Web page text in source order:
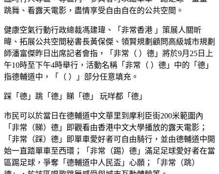
跳舞、看露天電影，盡情享受自由自在的公共空間。
健康空氣行動行政總裁馮建瑋、「非常香港 」策展人關昕
暐、拓展公共空間秘書長黃保傑、領賢規劃顧問高級城市規劃
師潘富傑昨日出席記者會指，「非常（ ）德」將於9月25日上
午10時至下午4時舉行，活動名稱「非常（ ）德」中的「德」
指德輔道中，「（ ）」部分任意填充。
踩「德」跳「德」睇「德」 玩咩都「德」
市民可以於當日在德輔道中文華里到摩利臣街200米範圍內
「非常（睇）德」即觀看由香港中文大學播放的露天電影；
「非常（踩）德」即單車愛好者可自由騎行，並由德輔道中開
始一直踏單車至西環；「非常（踢）德」滿足足球愛好者在當
區踢足球，爭奪「德輔道中人民盃」心願；「非常（跳）